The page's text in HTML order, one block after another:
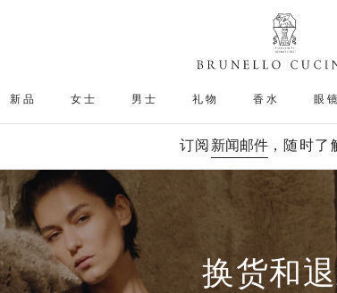
新品 女士 男士 礼物 香水 眼镜
订阅 新闻邮件，随时了
换货和